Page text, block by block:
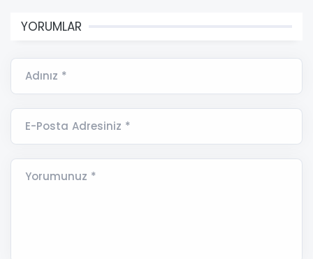
YORUMLAR
Adınız *
E-Posta Adresiniz *
Yorumunuz *